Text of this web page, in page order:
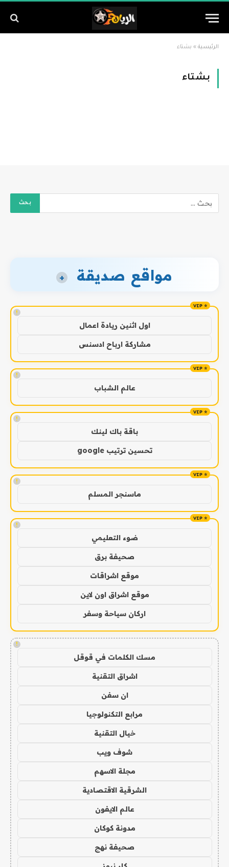
الرئيسية » بشتاء
بشتاء
مواقع صديقة +
!
اول اثنين ريادة اعمال
مشاركة ارباح ادسنس
!
عالم الشباب
!
باقة باك لينك
تحسين ترتيب google
!
ماسنجر المسلم
!
ضوء التعليمي
صحيفة برق
موقع اشراقات
موقع اشراق اون لاين
اركان سياحة وسفر
!
مسك الكلمات في قوقل
اشراق التقنية
ان سفن
مرابع التكنولوجيا
خيال التقنية
شوف ويب
مجلة الاسهم
الشرقية الاقتصادية
عالم الايفون
مدونة كوكان
صحيفة نهج